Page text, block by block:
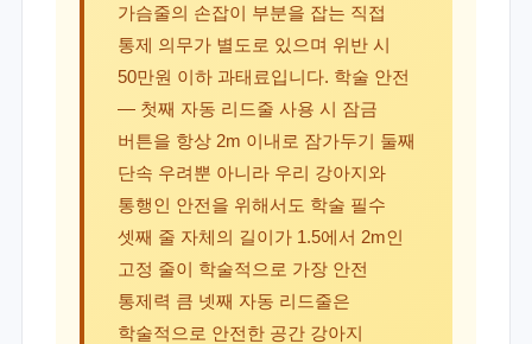
가슴줄의 손잡이 부분을 잡는 직접
통제 의무가 별도로 있으며 위반 시
50만원 이하 과태료입니다. 학술 안전
— 첫째 자동 리드줄 사용 시 잠금
버튼을 항상 2m 이내로 잠가두기 둘째
단속 우려뿐 아니라 우리 강아지와
통행인 안전을 위해서도 학술 필수
셋째 줄 자체의 길이가 1.5에서 2m인
고정 줄이 학술적으로 가장 안전
통제력 큼 넷째 자동 리드줄은
학술적으로 안전한 공간 강아지